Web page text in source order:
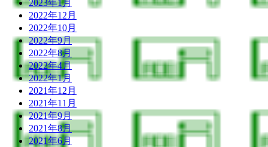
2023年1月
2022年12月
2022年10月
2022年9月
2022年8月
2022年4月
2022年1月
2021年12月
2021年11月
2021年9月
2021年8月
2021年6月